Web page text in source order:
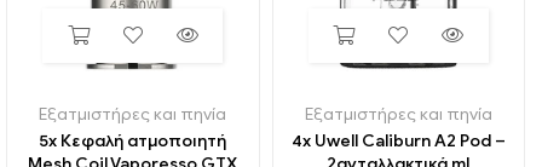
Εξατμιστήρες και πηνία
5x Κεφαλή ατμοποιητή
Εξατμιστήρες και πηνία
4x Uwell Caliburn A2 Pod –